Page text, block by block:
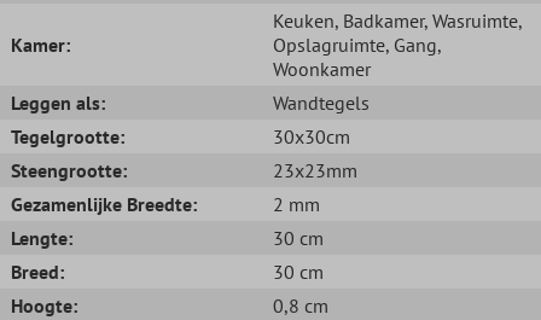
Kamer:
Keuken, Badkamer, Wasruimte,
Opslagruimte, Gang,
Woonkamer
Leggen als:
Wandtegels
Tegelgrootte:
30x30cm
Steengrootte:
23x23mm
Gezamenlijke Breedte:
2 mm
Lengte:
30 cm
Breed:
30 cm
Hoogte:
0,8 cm